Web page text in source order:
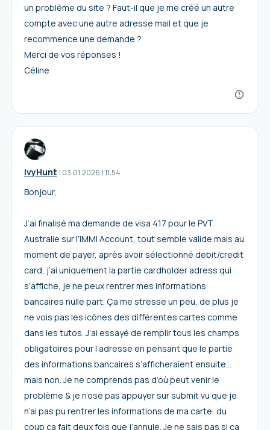
un problème du site ? Faut-il que je me créé un autre
compte avec une autre adresse mail et que je
recommence une demande ?
Merci de vos réponses !
Céline
IvyHunt I 03.01.2026 |11:54
Bonjour,
J’ai finalisé ma demande de visa 417 pour le PVT
Australie sur l’IMMI Account, tout semble valide mais au
moment de payer, après avoir sélectionné debit/credit
card, j’ai uniquement la partie cardholder adress qui
s’affiche, je ne peux rentrer mes informations
bancaires nulle part. Ça me stresse un peu, de plus je
ne vois pas les icônes des différentes cartes comme
dans les tutos. J’ai essayé de remplir tous les champs
obligatoires pour l’adresse en pensant que le partie
des informations bancaires s’afficheraient ensuite…
mais non. Je ne comprends pas d’où peut venir le
problème & je n’ose pas appuyer sur submit vu que je
n’ai pas pu rentrer les informations de ma carte, du
coup ça fait deux fois que j’annule. Je ne sais pas si ça